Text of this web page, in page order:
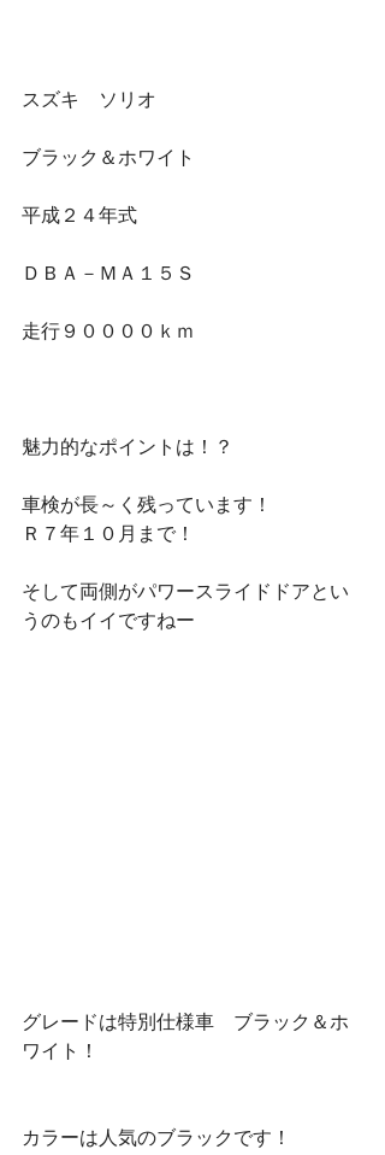
スズキ　ソリオ
ブラック＆ホワイト
平成２４年式
ＤＢＡ－ＭＡ１５Ｓ
走行９００００ｋｍ
魅力的なポイントは！？
車検が長～く残っています！
Ｒ７年１０月まで！
そして両側がパワースライドドアとい
うのもイイですねー
グレードは特別仕様車　ブラック＆ホ
ワイト！
カラーは人気のブラックです！